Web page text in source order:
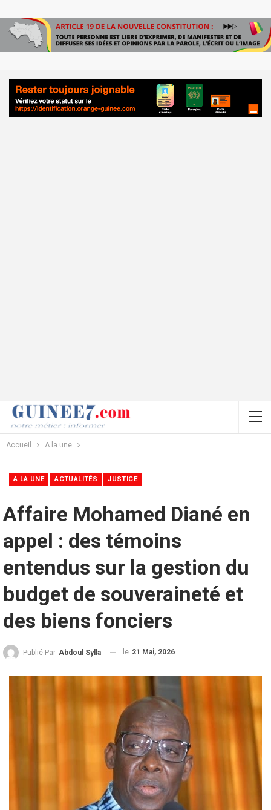
Accueil A la une
A LA UNE ACTUALITÉS JUSTICE
Affaire Mohamed Diané en
appel : des témoins
entendus sur la gestion du
budget de souveraineté et
des biens fonciers
Publié Par Abdoul Sylla le 21 Mai, 2026